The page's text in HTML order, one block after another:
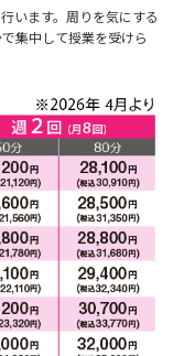
います。周りを気にする
集中して授業を受けら